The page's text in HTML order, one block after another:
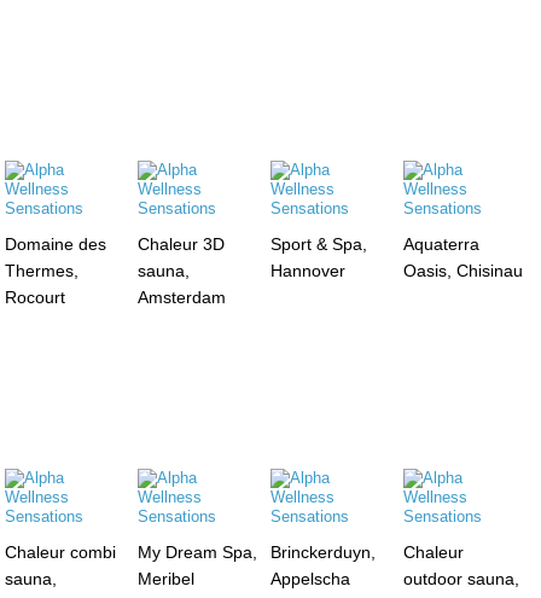
Domaine des
Thermes,
Rocourt
Chaleur 3D
sauna,
Amsterdam
Sport & Spa,
Hannover
Aquaterra
Oasis, Chisinau
Chaleur combi
sauna,
My Dream Spa,
Meribel
Brinckerduyn,
Appelscha
Chaleur
outdoor sauna,